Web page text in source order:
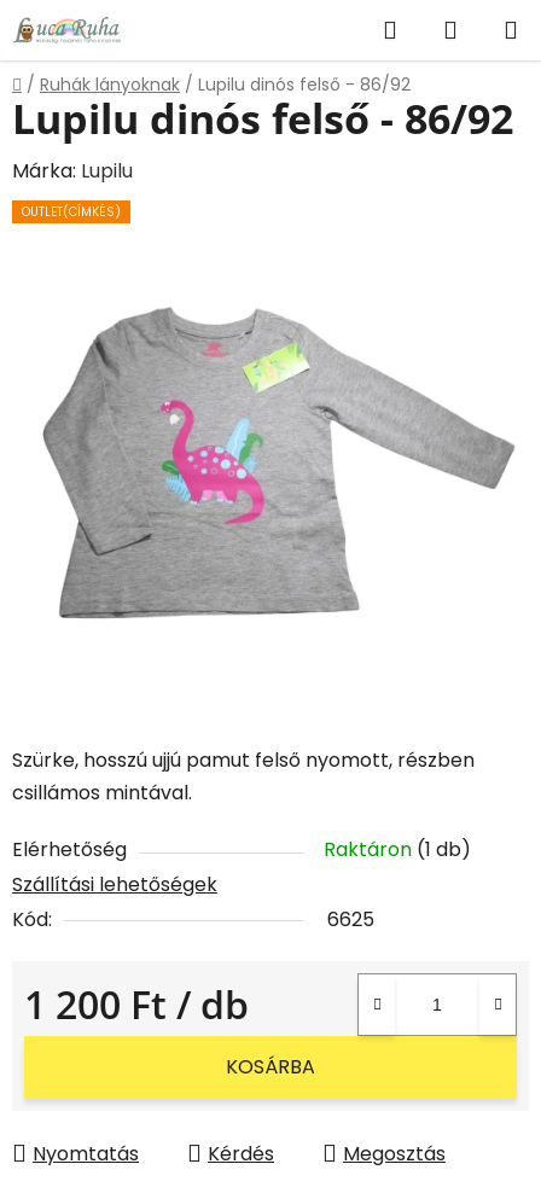
Ugrás
fő
tartalomhoz
KeresésKOSÁR
Kezdőlap
/ Ruhák lányoknak / Lupilu dinós felső - 86/92
Szürke, hosszú ujjú pamut felső nyomott, részben
csillámos mintával.
Elérhetőség Raktáron (1 db)
Szállítási lehetőségek
Kód:
6625
1 200 Ft / db
Egységár:
KOSÁRBA
Nyomtatás Kérdés Megosztás
Lupilu dinós felső - 86/92
Márka: Lupilu
OUTLET(CÍMKÉS)